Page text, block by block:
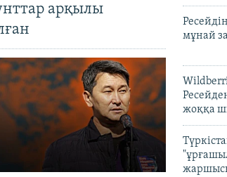
арқылы
мұнай
жоққа